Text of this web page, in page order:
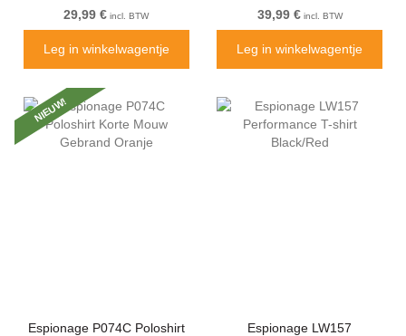
29,99 € incl. BTW
Leg in winkelwagentje
39,99 €incl. BTW
Leg in winkelwagentje
Espionage P074C Poloshirt
NIEUW!
Espionage LW157